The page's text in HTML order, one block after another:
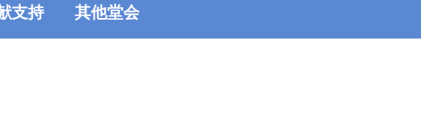
支持 其他堂会